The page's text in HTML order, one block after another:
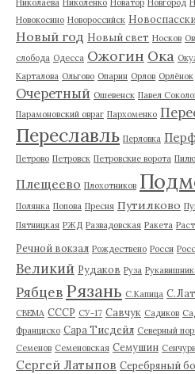
Николаева Николенко Новатор Новгород
Новокосино Новороссийск
Новый год Новый свет Носков
слобода Одесса Ожогин Ока
Карталова Ольгово Опарин Орлов Орлёнок
Очеретный Ошевенск Павел
Парамоновский овраг Пархоменко
Переславль Перловка
Петрово Петровск Петровские ворота
Плещеево Плохотников
Полянка Попова Пресня Путилково
Пятницкая РЖД Развадовская Ракета
Речной вокзал Рождествено Росси
Великий Рудаков Руза
Рябцев Рязань С.Капица
СВЕМА СССР СУ-17 Савчук Садиков
Франциско Сара Тисдейл Северный
Семенов Семеновская Семушин
Сергей Латыпов Серебряный